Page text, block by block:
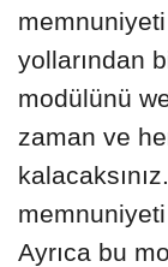
yollarından
modülünü
zaman ve
Ayrıca bu